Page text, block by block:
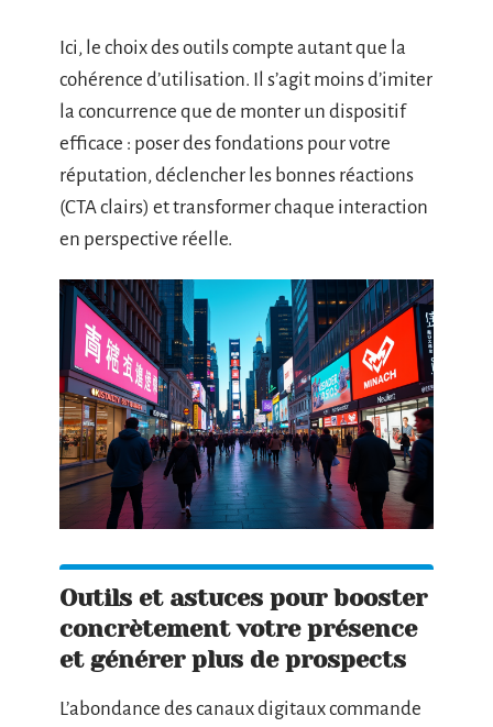
Ici, le choix des outils compte autant que la
cohérence d’utilisation. Il s’agit moins d’imiter
la concurrence que de monter un dispositif
efficace : poser des fondations pour votre
réputation, déclencher les bonnes réactions
(CTA clairs) et transformer chaque interaction
en perspective réelle.
Outils et astuces pour booster
concrètement votre présence
et générer plus de prospects
L’abondance des canaux digitaux commande